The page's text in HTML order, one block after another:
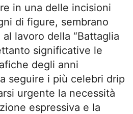
in una delle incisioni
di figure, sembrano
lavoro della “Battaglia
significative le
degli anni
seguire i più celebri drip
urgente la necessità
espressiva e la